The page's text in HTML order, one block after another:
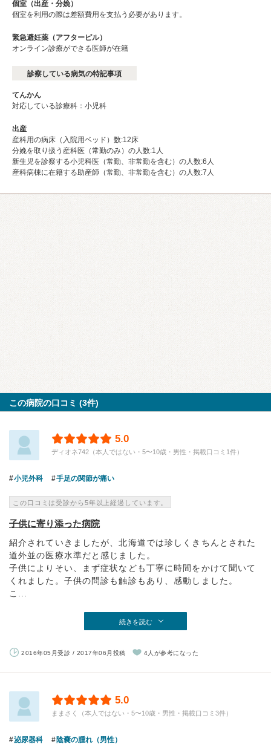
個室（出産・分娩）
個室を利用の際は差額費用を支払う必要があります。
緊急避妊薬（アフターピル）
オンライン診療ができる医師が在籍
診察している病気の特記事項
てんかん
対応している診療科：小児科
出産
産科用の病床（入院用ベッド）数:12床
分娩を取り扱う産科医（常勤のみ）の人数:1人
新生児を診察する小児科医（常勤、非常勤を含む）の人数:6人
産科病棟に在籍する助産師（常勤、非常勤を含む）の人数:7人
この病院の口コミ (3件)
5.0
ディオネ742（本人ではない・5〜10歳・男性・掲載口コミ1件）
小児外科 手足の関節が痛い
この口コミは受診から5年以上経過しています。
子供に寄り添った病院
紹介されていきましたが、北海道では珍しくきちんとされた
道外並の医療水準だと感じました。
子供によりそい、まず症状なども丁寧に時間をかけて聞いて
くれました。子供の問診も触診もあり、感動しました。
こ...
続きを読む
2016年05月受診 / 2017年06月投稿 4人が参考になった
5.0
ままさく（本人ではない・5〜10歳・男性・掲載口コミ3件）
泌尿器科 陰嚢の腫れ（男性）